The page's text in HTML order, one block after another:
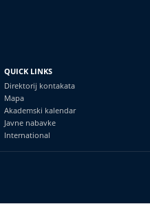
QUICK LINKS
Direktorij kontakata
Mapa
Akademski kalendar
Javne nabavke
International